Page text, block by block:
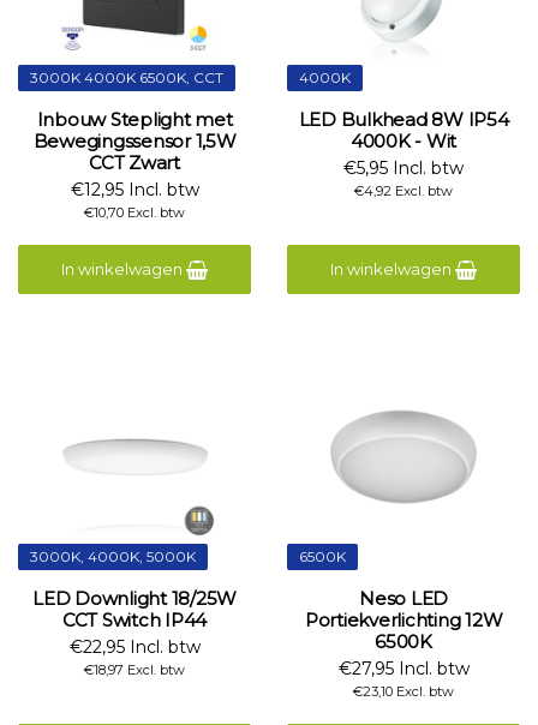
3000K 4000K 6500K, CCT
Inbouw Steplight met
Bewegingssensor 1,5W
CCT Zwart
€12,95 Incl. btw
€10,70 Excl. btw
In winkelwagen
4000K
LED Bulkhead 8W IP54
4000K - Wit
€5,95 Incl. btw
€4,92 Excl. btw
In winkelwagen
3000K, 4000K, 5000K
LED Downlight 18/25W
CCT Switch IP44
€22,95 Incl. btw
€18,97 Excl. btw
6500K
Neso LED
Portiekverlichting 12W
6500K
€27,95 Incl. btw
€23,10 Excl. btw